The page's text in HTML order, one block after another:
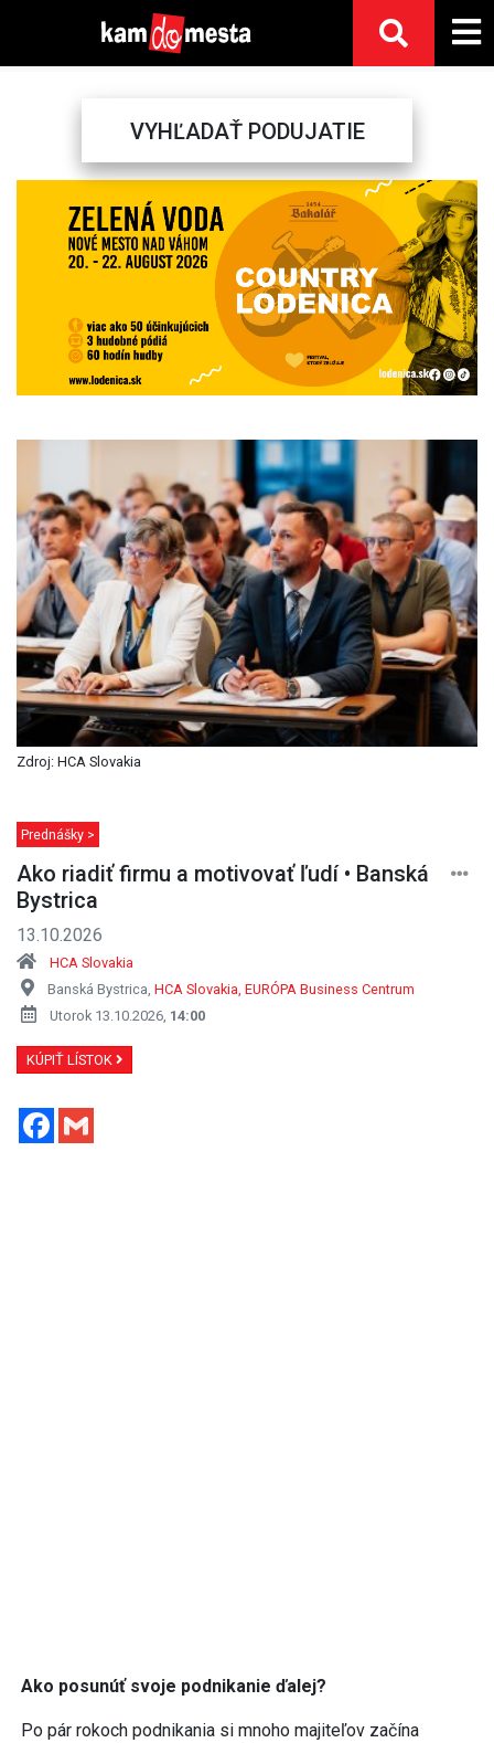
VYHĽADAŤ PODUJATIE
Next
Zdroj: HCA Slovakia
Prednášky >
Ako riadiť firmu a motivovať ľudí • Banská
Bystrica
13.10.2026
HCA Slovakia
Banská Bystrica, HCA Slovakia, EURÓPA Business Centrum
Utorok 13.10.2026, 14:00
KÚPIŤ LÍSTOK
Facebook
Ako posunúť svoje podnikanie ďalej?
Po pár rokoch podnikania si mnoho majiteľov začína